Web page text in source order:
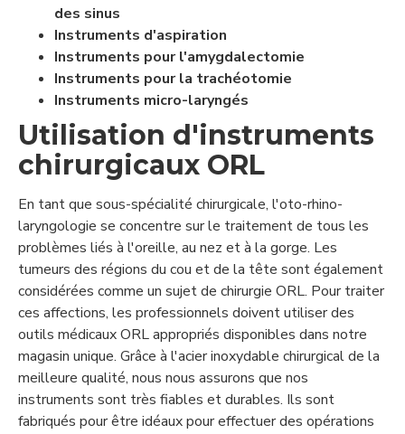
des sinus
Instruments d'aspiration
Instruments pour l'amygdalectomie
Instruments pour la trachéotomie
Instruments micro-laryngés
Utilisation d'instruments
chirurgicaux ORL
En tant que sous-spécialité chirurgicale, l'oto-rhino-
laryngologie se concentre sur le traitement de tous les
problèmes liés à l'oreille, au nez et à la gorge. Les
tumeurs des régions du cou et de la tête sont également
considérées comme un sujet de chirurgie ORL. Pour traiter
ces affections, les professionnels doivent utiliser des
outils médicaux ORL appropriés disponibles dans notre
magasin unique. Grâce à l'acier inoxydable chirurgical de la
meilleure qualité, nous nous assurons que nos
instruments sont très fiables et durables. Ils sont
fabriqués pour être idéaux pour effectuer des opérations